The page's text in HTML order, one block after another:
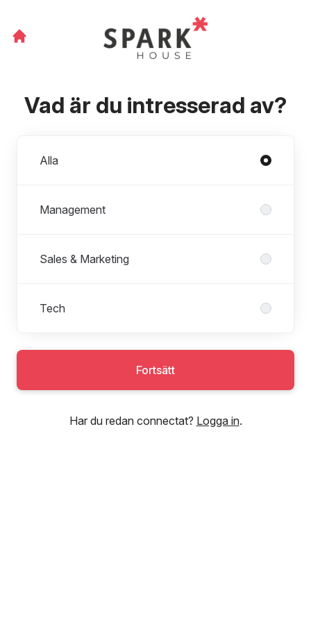
Vad är du intresserad av?
Alla
Management
Sales & Marketing
Tech
Fortsätt
Har du redan connectat? Logga in.